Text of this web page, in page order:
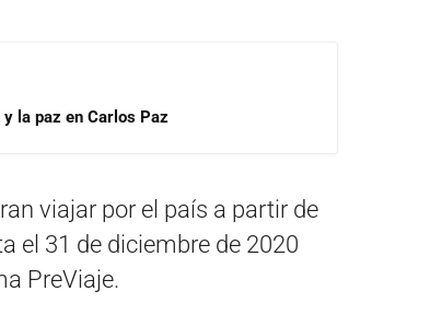
la paz en Carlos Paz
viajar por el país a partir de
el 31 de diciembre de 2020
PreViaje.